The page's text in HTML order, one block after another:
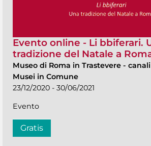
Evento online - Li bbiferari.
tradizione del Natale a
Museo di Roma in Trastevere -
Musei in Comune
23/12/2020 - 30/06/2021
Evento
Gratis